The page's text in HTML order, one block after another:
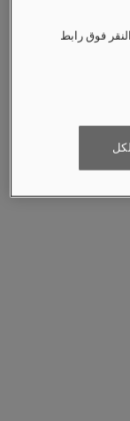
فوق رابط